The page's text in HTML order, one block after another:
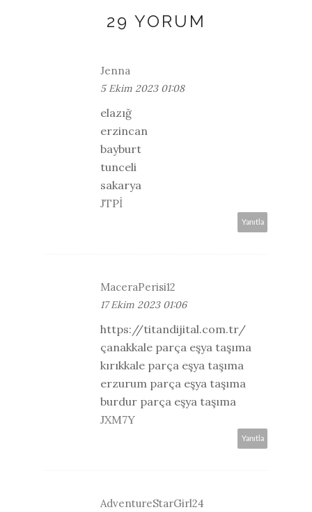
29 YORUM
Jenna
5 Ekim 2023 01:08
elazığ
erzincan
bayburt
tunceli
sakarya
JTPİ
Yanıtla
MaceraPerisi12
17 Ekim 2023 01:06
https://titandijital.com.tr/
çanakkale parça eşya taşıma
kırıkkale parça eşya taşıma
erzurum parça eşya taşıma
burdur parça eşya taşıma
JXM7Y
Yanıtla
AdventureStarGirl24